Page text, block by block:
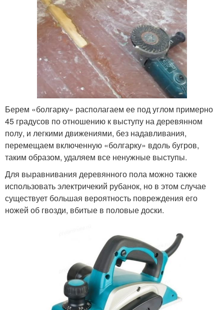
Берем «болгарку» располагаем ее под углом примерно
45 градусов по отношению к выступу на деревянном
полу, и легкими движениями, без надавливания,
перемещаем включенную «болгарку» вдоль бугров,
таким образом, удаляем все ненужные выступы.
Для выравнивания деревянного пола можно также
использовать электричекий рубанок, но в этом случае
существует большая вероятность повреждения его
ножей об гвозди, вбитые в половые доски.